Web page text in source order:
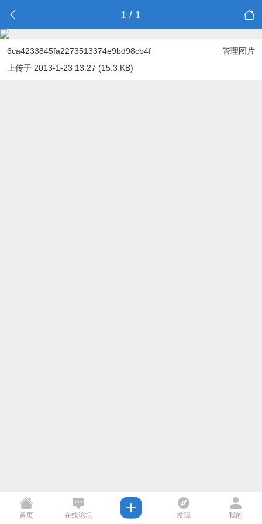
1 / 1
管理图片
6ca4233845fa2273513374e9bd98cb4f
上传于 2013-1-23 13:27 (15.3 KB)
首页 在线论坛 发现 我的